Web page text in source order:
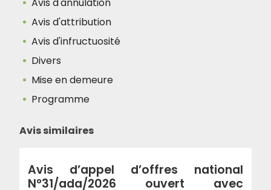
Avis d'attribution
Avis d'infructuosité
Divers
Mise en demeure
Programme
Avis similaires
Avis d’appel d’offres national
N°31/ada/2026 ouvert avec